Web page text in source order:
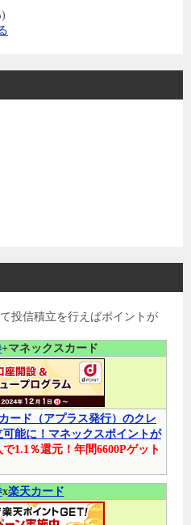
投信積立を行えばポイントが
+マネックスカード
ード（アプラス発行）のクレ
能に！マネックスポイントが
1.1％還元！年間6600Pゲット
x楽天カード